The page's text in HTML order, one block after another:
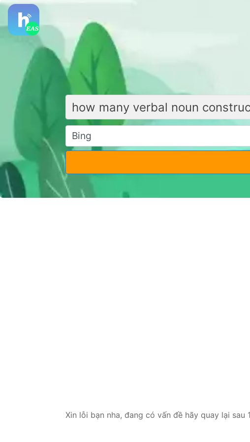
Xin lỗi bạn nha, đang có vấn đề hãy quay lại sau